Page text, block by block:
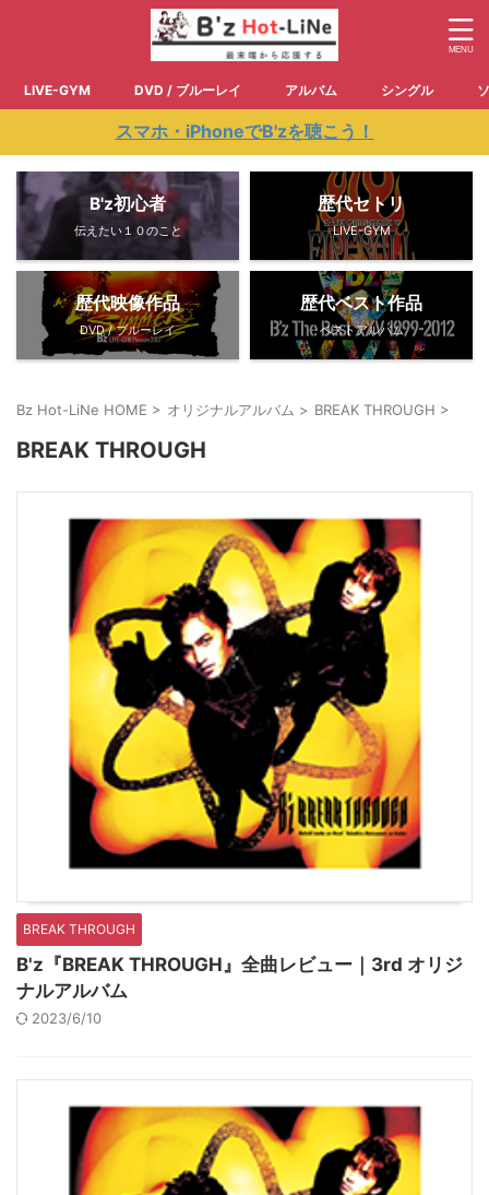
LIVE-GYM DVD / ブルーレイ アルバム シングル
スマホ・iPhoneでB'zを聴こう！
B'z初心者
伝えたい１０のこと
歴代セトリ
LIVE-GYM
歴代映像作品
DVD / ブルーレイ
歴代ベスト作品
ベストアルバム
Bz Hot-LiNe HOME > オリジナルアルバム > BREAK THROUGH >
BREAK THROUGH
BREAK THROUGH
B'z『BREAK THROUGH』全曲レビュー｜3rd オリジ
ナルアルバム
2023/6/10